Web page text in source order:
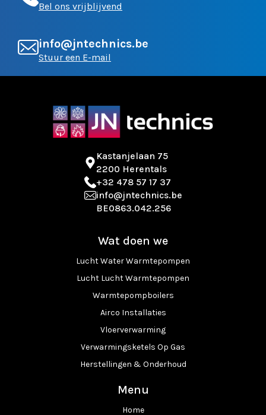
Bel ons vrijblijvend
info@jntechnics.be
Stuur een E-mail
Kastanjelaan 75
2200 Herentals
+32 478 57 17 37
info@jntechnics.be
BE0863.042.256
Wat doen we
Lucht Water Warmtepompen
Lucht Lucht Warmtepompen
Warmtepompboilers
Airco Installaties
Vloerverwarming
Verwarmingsketels Op Gas
Herstellingen & Onderhoud
Menu
Home